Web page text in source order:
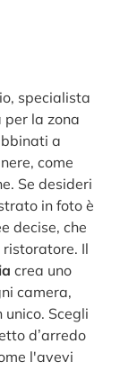
specialista
per la zona
a
come
Se desideri
in foto è
decise, che
Il
crea uno
camera,
Scegli
d’arredo
l'avevi